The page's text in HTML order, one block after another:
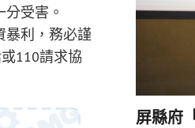
受害。
暴利，務必謹
110請求協
屏縣府